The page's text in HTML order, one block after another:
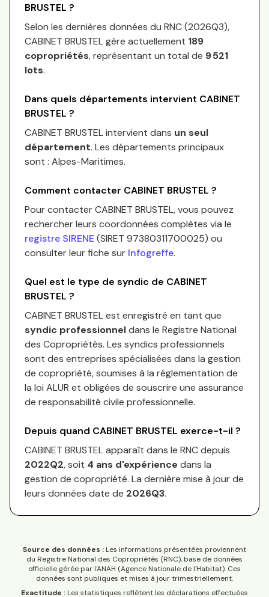
BRUSTEL ?
Selon les dernières données du RNC (2026Q3),
CABINET BRUSTELgère actuellement 189
copropriétés, représentant un total de 9 521
lots.
Dans quels départements intervient CABINET
BRUSTEL ?
CABINET BRUSTELintervient dans un seul
département. Les départements principaux
sont : Alpes-Maritimes.
Comment contacter CABINET BRUSTEL ?
Pour contacterCABINET BRUSTEL, vous pouvez
rechercher leurs coordonnées complètes via le
registre SIRENE (SIRET 97380311700025) ou
consulter leur fiche sur Infogreffe.
Quel est le type de syndic de CABINET
BRUSTEL ?
CABINET BRUSTELest enregistré en tant que
syndic professionneldans le Registre National
des Copropriétés. Les syndics professionnels
sont des entreprises spécialisées dans la gestion
de copropriété, soumises à la réglementation de
la loi ALUR et obligées de souscrire une assurance
de responsabilité civile professionnelle.
Depuis quand CABINET BRUSTEL exerce-t-il ?
CABINET BRUSTELapparaît dans le RNC depuis
2022Q2, soit 4 ans d'expérience dans la
gestion de copropriété. La dernière mise à jour de
leurs données date de 2026Q3.
Source des données : Les informations présentées proviennent
du Registre National des Copropriétés (RNC), base de données
officielle gérée par l'ANAH (Agence Nationale de l'Habitat). Ces
données sont publiques et mises à jour trimestriellement.
Exactitude : Les statistiques reflètent les déclarations effectuées